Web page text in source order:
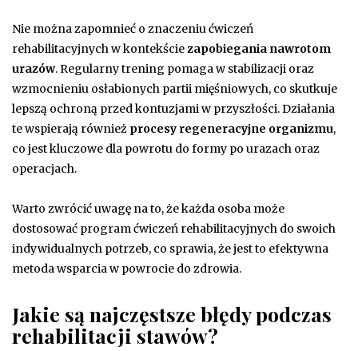
Nie można zapomnieć o znaczeniu ćwiczeń
rehabilitacyjnych w kontekściezapobiegania nawrotom
urazów. Regularny trening pomaga w stabilizacji oraz
wzmocnieniu osłabionych partii mięśniowych, co skutkuje
lepszą ochroną przed kontuzjami w przyszłości. Działania
te wspierają również procesy regeneracyjne organizmu,
co jest kluczowe dla powrotu do formy po urazach oraz
operacjach.
Warto zwrócić uwagę na to, że każda osoba może
dostosować program ćwiczeń rehabilitacyjnych do swoich
indywidualnych potrzeb, co sprawia, że jest to efektywna
metoda wsparcia w powrocie do zdrowia.
Jakie są najczęstsze błędy podczas
rehabilitacji stawów?